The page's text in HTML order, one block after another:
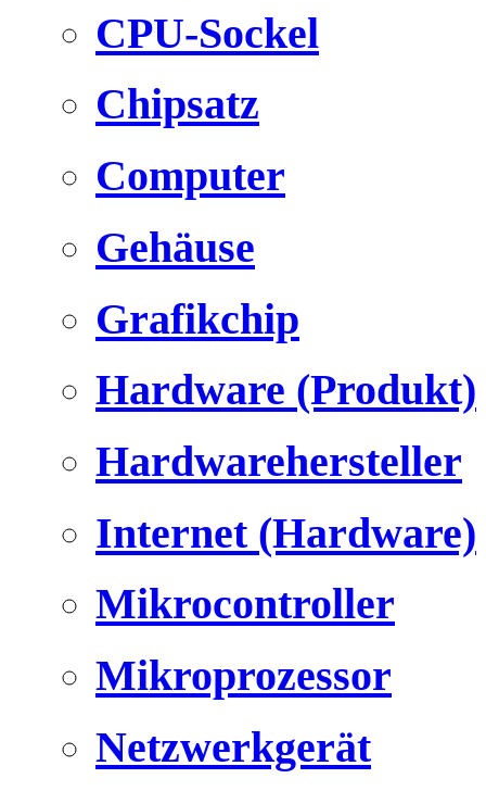
CPU-Sockel
Chipsatz
Computer
Gehäuse
Grafikchip
Hardware (Produkt)
Hardwarehersteller
Internet (Hardware)
Mikrocontroller
Mikroprozessor
Netzwerkgerät